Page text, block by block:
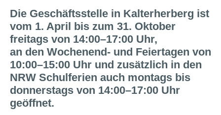
Die Geschäftsstelle in Kalterherberg ist
vom 1. April bis zum 31. Oktober
freitags von 14:00–17:00 Uhr,
an den Wochenend- und Feiertagen von
10:00–15:00 Uhr und zusätzlich in den
NRW Schulferien auch montags bis
donnerstags von 14:00–17:00 Uhr
geöffnet.